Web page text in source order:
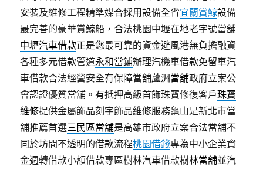
安裝及維修工程精準媒合採用設備全省宜蘭賞鯨設備
最完善的豪華賞鯨船，合法桃園中壢在地老字號當舖
中壢汽車借款正是您最可靠的資金避風港無負擔融資
各種多元借款管道永和當鋪辦理汽機車借款免留車汽
車借款合法經營安全有保障當舖蘆洲當舖政府立案公
會認證優質當舖。有抵押高級首飾珠寶修復客戶珠寶
維修提供金屬飾品刻字飾品維修服務龜山是新北市當
舖推薦首選三民區當舖是高雄市政府立案合法當舖不
同於坊間不透明的借款流程桃園借錢專為中小企業資
金週轉借款小額借款專區樹林汽車借款樹林當舖並汽